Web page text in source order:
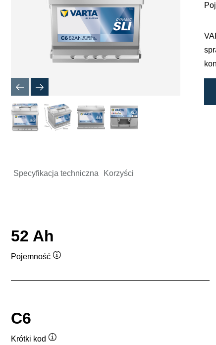
Specyfikacja techniczna Korzyści
52 Ah
Pojemność
C6
Krótki kod